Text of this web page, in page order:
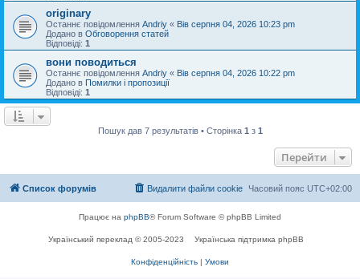
originary
Останнє повідомлення Andriy « Вів серпня 04, 2026 10:23 pm
Додано в Обговорення статей
Відповіді: 1
вони поводиться
Останнє повідомлення Andriy « Вів серпня 04, 2026 10:22 pm
Додано в Помилки і пропозиції
Відповіді: 1
Пошук дав 7 результатів • Сторінка 1 з 1
Перейти
Список форумів Часовий пояс UTC+02:00
Видалити файли cookie
Працює на phpBB® Forum Software © phpBB Limited
Український переклад © 2005-2023 Українська підтримка phpBB
Конфіденційність | Умови